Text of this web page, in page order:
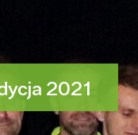
2021